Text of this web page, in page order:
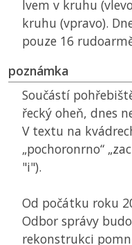
lvem v kruhu
kruhu (vpravo).
pouze 16
poznámka
Součástí
řecký oheň, dnes
V textu na
„pochoronrno“
"i").
Od počátku roku
Odbor správy
rekonstrukci